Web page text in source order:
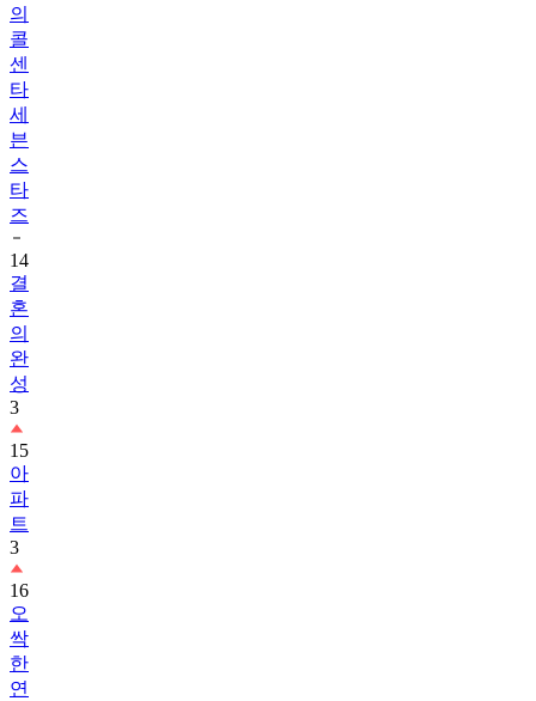
의
콜
센
타
세
븐
스
타
즈
14
결
혼
의
완
성
3
15
아
파
트
3
16
오
싹
한
연